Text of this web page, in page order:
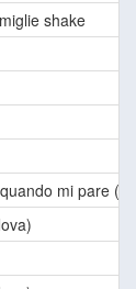
shake
mi pare